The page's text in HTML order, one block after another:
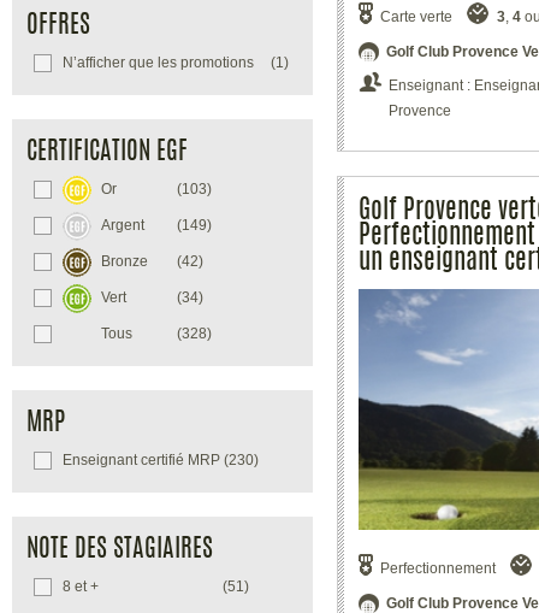
OFFRES
N’afficher que les promotions (1)
CERTIFICATION EGF
Or (103)
Argent (149)
Bronze (42)
Vert (34)
Tous (328)
MRP
Enseignant certifié MRP (230)
NOTE DES STAGIAIRES
8 et + (51)
Carte verte 3, 4
Golf Club Provence
Enseignant :
Provence
Golf Provence
un enseignant
Perfectionnement
Golf Club Provence